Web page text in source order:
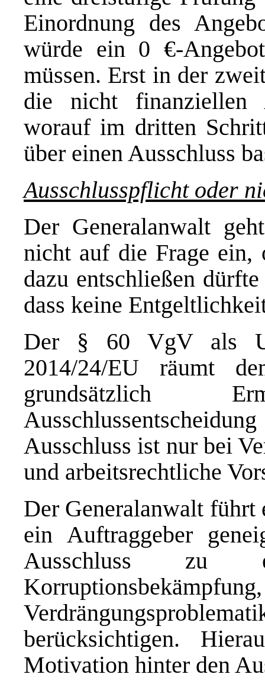
Einordnung des
würde ein 0 €-
müssen. Erst in der
die nicht finanziellen
worauf im dritten
über einen Ausschluss
Ausschlusspflicht oder
Der Generalanwalt
nicht auf die Frage ein,
dazu entschließen
dass keine
Der § 60 VgV als
2014/24/EU räumt
grundsätzlich
Ausschluss ist nur bei
und arbeitsrechtliche
Der Generalanwalt
ein Auftraggeber
Ausschluss zu
berücksichtigen.
Motivation hinter den